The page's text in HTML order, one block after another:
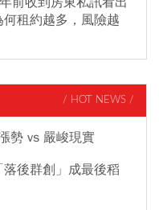
何租約越多，風險越
/ HOT NEWS /
勢 vs 嚴峻現實
後群創」成最後稻